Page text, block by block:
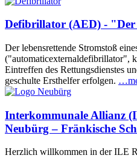
Defibrillator (AED) - "Der
Der lebensrettende Stromstoß
("automaticexternaldefibrillator",
Eintreffen des Rettungsdienstes
geschulte Ersthelfer erfolgen.
Interkommunale Allianz
Neubürg – Fränkische
Herzlich willkommen in der ILE